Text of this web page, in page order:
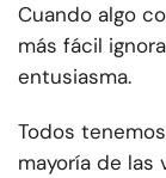
Cuando algo
más fácil
entusiasma.
Todos
mayoría de las